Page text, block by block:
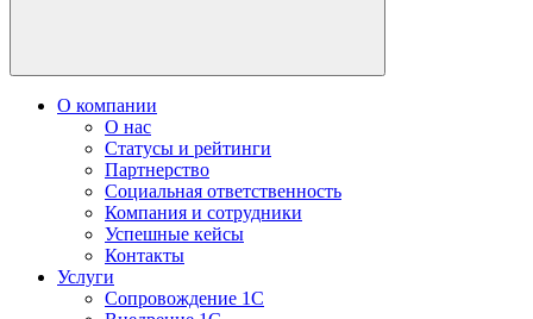
О компании
О нас
Статусы и рейтинги
Партнерство
Социальная ответственность
Компания и сотрудники
Успешные кейсы
Контакты
Услуги
Сопровождение 1С